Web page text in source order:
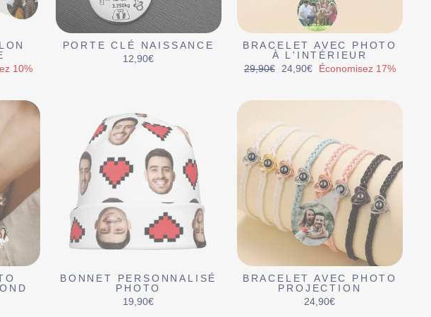
10%
PORTE CLÉ NAISSANCE
12,90€
BRACELET AVEC PHOTO
À L'INTÉRIEUR
Prix
29,90€
Prix
24,90€ Économisez 17%
BONNET PERSONNALISÉ
PHOTO
19,90€
BRACELET AVEC PHOTO
PROJECTION
24,90€